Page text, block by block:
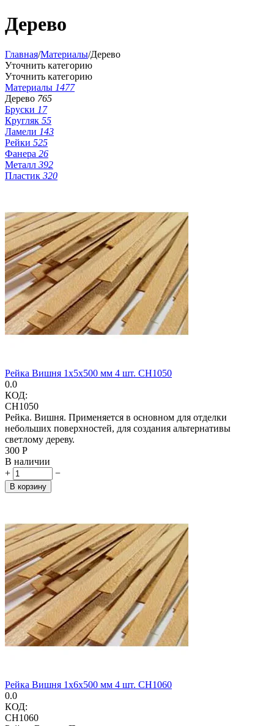
Дерево
Главная/Материалы/Дерево
Уточнить категорию
Уточнить категорию
Материалы 1477
Дерево 765
Бруски 17
Кругляк 55
Ламели 143
Рейки 525
Фанера 26
Металл 392
Пластик 320
Рейка Вишня 1х5х500 мм 4 шт. CH1050
0.0
КОД:
CH1050
Рейка. Вишня. Применяется в основном для отделки
небольших поверхностей, для создания альтернативы
светлому дереву.
‍300‍ Р
В наличии
+
−
В корзину
Рейка Вишня 1х6х500 мм 4 шт. CH1060
0.0
КОД:
CH1060